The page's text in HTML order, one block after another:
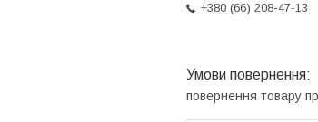
+380 (66) 208-47-13
повернення товару